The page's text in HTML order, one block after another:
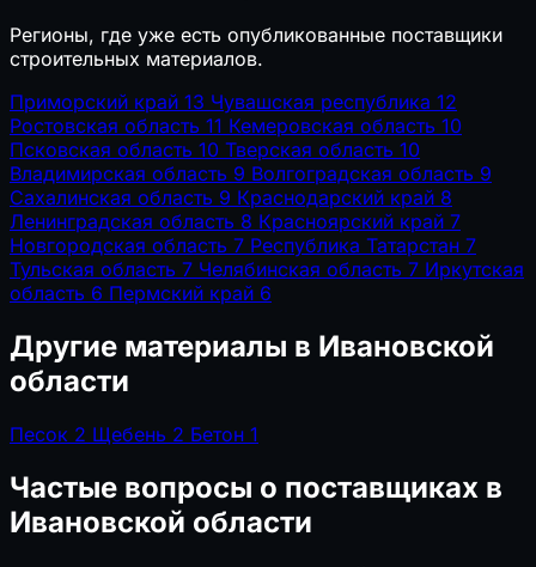
Регионы, где уже есть опубликованные поставщики
строительных материалов.
Приморский край 13 Чувашская республика 12
Ростовская область 11 Кемеровская область 10
Псковская область 10 Тверская область 10
Владимирская область 9 Волгоградская область 9
Сахалинская область 9 Краснодарский край 8
Ленинградская область 8 Красноярский край 7
Новгородская область 7 Республика Татарстан 7
Тульская область 7 Челябинская область 7 Иркутская
область 6 Пермский край 6
Другие материалы в Ивановской
области
Песок 2 Щебень 2 Бетон 1
Частые вопросы о поставщиках в
Ивановской области